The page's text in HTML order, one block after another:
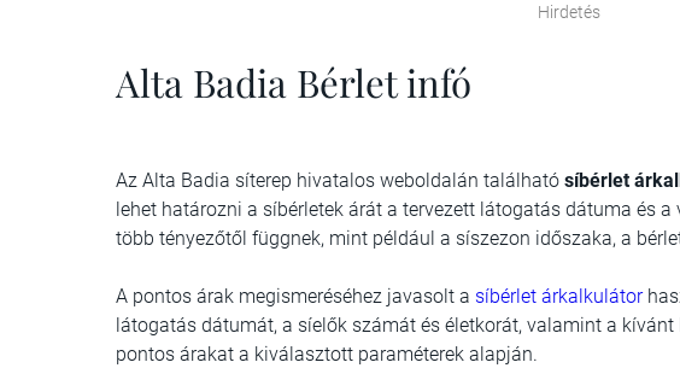
Hirdetés
Alta Badia Bérlet infó
Az Alta Badia síterep hivatalos weboldalán található síbérlet
lehet határozni a síbérletek árát a tervezett látogatás dátuma és
több tényezőtől függnek, mint például a síszezon időszaka, a
A pontos árak megismeréséhez javasolt a síbérlet árkalkulátor
látogatás dátumát, a síelők számát és életkorát, valamint a
pontos árakat a kiválasztott paraméterek alapján.